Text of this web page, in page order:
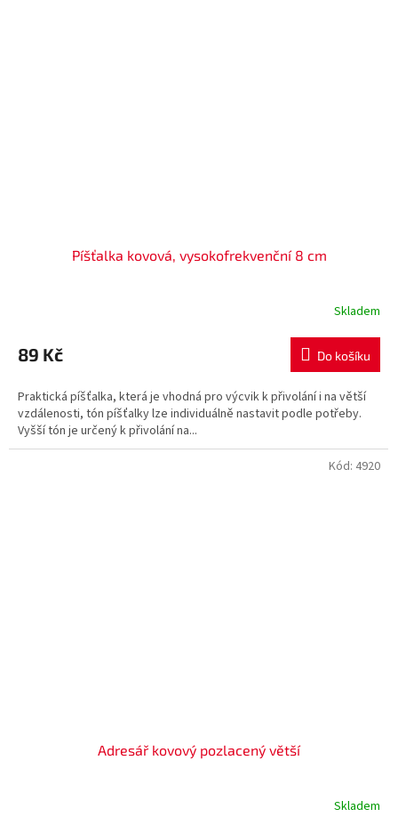
Píšťalka kovová, vysokofrekvenční 8 cm
Skladem
89 Kč Do košíku
Praktická píšťalka, která je vhodná pro výcvik k přivolání i na větší
vzdálenosti, tón píšťalky lze individuálně nastavit podle potřeby.
Vyšší tón je určený k přivolání na...
Adresář kovový pozlacený větší
Skladem
Kód: 4920